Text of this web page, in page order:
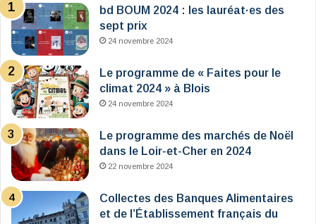
bd BOUM 2024 : les lauréat·es des
sept prix
24 novembre 2024
Le programme de « Faites pour le
climat 2024 » à Blois
24 novembre 2024
Le programme des marchés de Noël
dans le Loir-et-Cher en 2024
22 novembre 2024
Collectes des Banques Alimentaires
et de l’Établissement français du